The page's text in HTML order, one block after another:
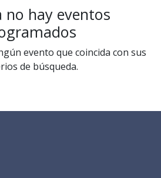
no hay eventos
evento que coincida con sus
de búsqueda.